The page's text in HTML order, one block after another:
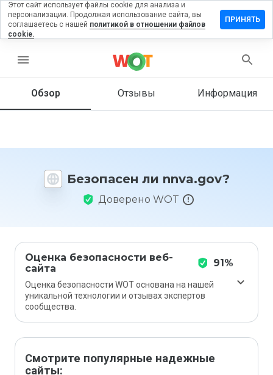
menu
Обзор Отзывы Информация
Безопасен ли nnva.gov?
Доверено WOT
Оценка безопасности веб-
сайта
91%
Оценка безопасности WOT основана на нашей
уникальной технологии и отзывах экспертов
сообщества.
Смотрите популярные надежные
сайты:
на
Как бы
этот
Этот сайт использует файлы cookie для анализа и
персонализации. Продолжая использование сайта, вы
соглашаетесь с нашей политикой в отношении файлов
cookie.
ПРИНЯТЬ